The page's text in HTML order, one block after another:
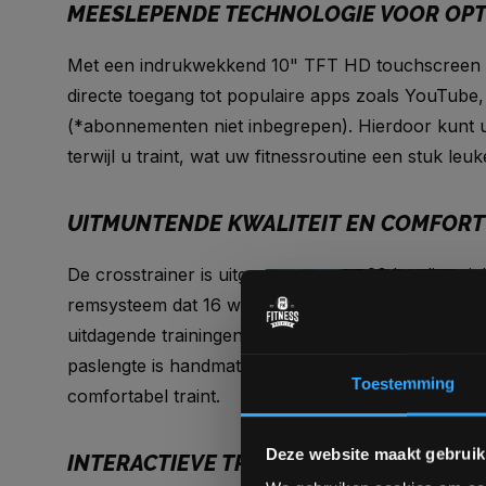
Toestemming
Deze website maakt
MEESLEPENDE TECHNOLOGIE VOOR
Met een indrukwekkend 10" TFT HD touchscreen
directe toegang tot populaire apps zoals
(*abonnementen niet inbegrepen). Hierdoor kunt
terwijl u traint, wat uw fitnessroutine een stuk
UITMUNTENDE KWALITEIT EN COMFORT
De crosstrainer is uitgerust met een 20 kg
remsysteem dat 16 weerstandsniveaus biedt. Dit
uitdagende trainingen, ideaal voor zowel beginners
paslengte is handmatig aan te passen tussen 430
comfortabel traint.
INTERACTIEVE